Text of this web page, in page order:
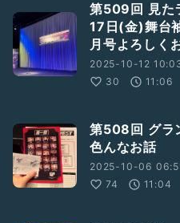
第509回 見た
17日(金)舞台
月号よろしく
2025-10-12
30
11:06
第508回 グラ
色んなお話
2025-10-06
74
11:04